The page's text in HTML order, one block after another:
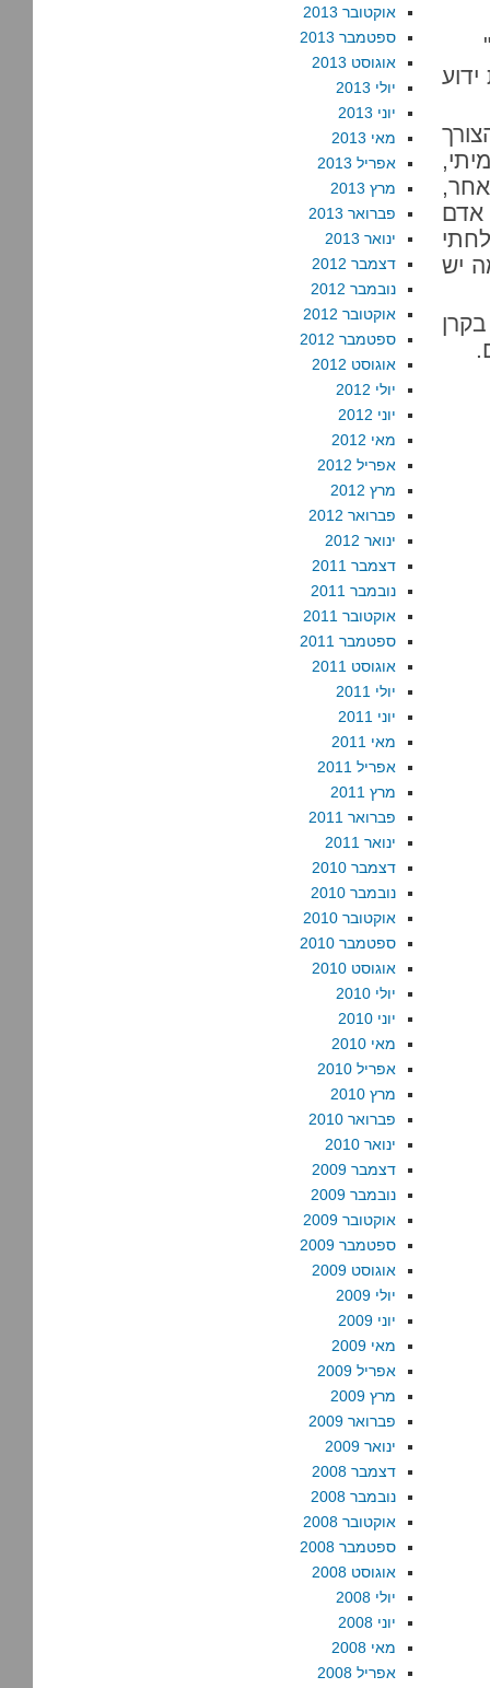
מוות ידוע
אדם
יש
אוקטובר 2013
ספטמבר 2013
אוגוסט 2013
יולי 2013
יוני 2013
מאי 2013
אפריל 2013
מרץ 2013
פברואר 2013
ינואר 2013
דצמבר 2012
נובמבר 2012
אוקטובר 2012
ספטמבר 2012
אוגוסט 2012
יולי 2012
יוני 2012
מאי 2012
אפריל 2012
מרץ 2012
פברואר 2012
ינואר 2012
דצמבר 2011
נובמבר 2011
אוקטובר 2011
ספטמבר 2011
אוגוסט 2011
יולי 2011
יוני 2011
מאי 2011
אפריל 2011
מרץ 2011
פברואר 2011
ינואר 2011
דצמבר 2010
נובמבר 2010
אוקטובר 2010
ספטמבר 2010
אוגוסט 2010
יולי 2010
יוני 2010
מאי 2010
אפריל 2010
מרץ 2010
פברואר 2010
ינואר 2010
דצמבר 2009
נובמבר 2009
אוקטובר 2009
ספטמבר 2009
אוגוסט 2009
יולי 2009
יוני 2009
מאי 2009
אפריל 2009
מרץ 2009
פברואר 2009
ינואר 2009
דצמבר 2008
נובמבר 2008
אוקטובר 2008
ספטמבר 2008
אוגוסט 2008
יולי 2008
יוני 2008
מאי 2008
אפריל 2008